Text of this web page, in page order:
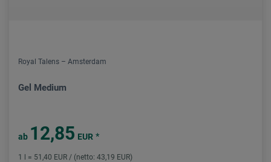
Royal Talens – Amsterdam
Gel Medium
ab 12,85 EUR *
1 l = 51,40 EUR / (netto: 43,19 EUR)